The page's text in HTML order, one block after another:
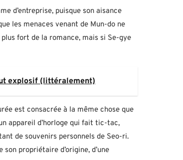
d’entreprise, puisque son aisance
les menaces venant de Mun-do ne
plus fort de la romance, mais si Se-gye
explosif (littéralement)
est consacrée à la même chose que
appareil d’horloge qui fait tic-tac,
de souvenirs personnels de Seo-ri.
propriétaire d’origine, d’une